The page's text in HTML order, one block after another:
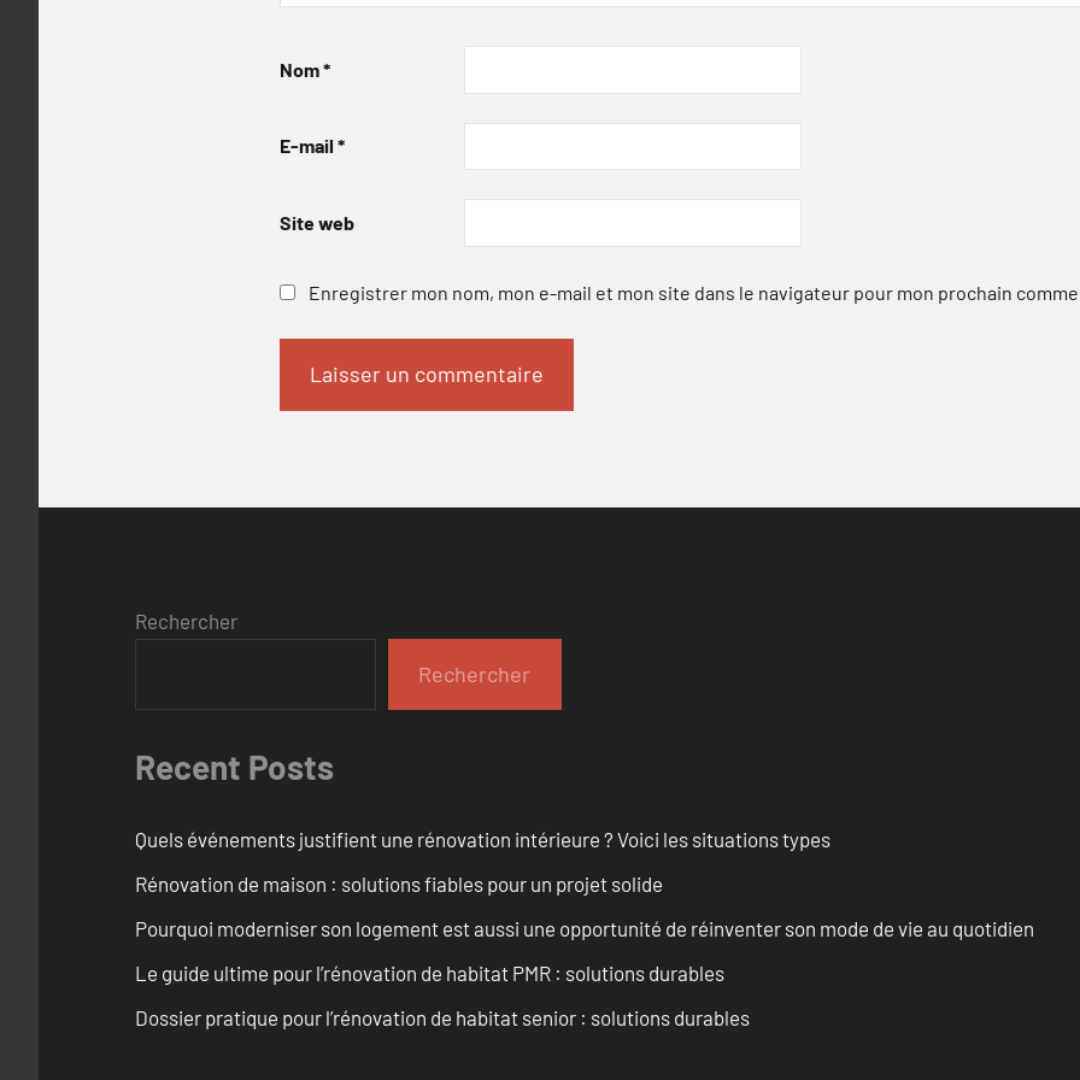
Nom*
E-mail *
Site web
Enregistrer mon nom, mon e-mail et mon site dans le navigateur pour mon prochain
Rechercher
Rechercher
Recent Posts
Quels événements justifient une rénovation intérieure ? Voici les situations types
Rénovation de maison : solutions fiables pour un projet solide
Pourquoi moderniser son logement est aussi une opportunité de réinventer son mode de vie au quotidien
Le guide ultime pour l’rénovation de habitat PMR : solutions durables
Dossier pratique pour l’rénovation de habitat senior : solutions durables